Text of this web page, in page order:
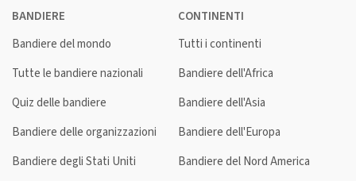
BANDIERE
Bandiere del mondo
Tutte le bandiere nazionali
Quiz delle bandiere
Bandiere delle organizzazioni
Bandiere degli Stati Uniti
CONTINENTI
Tutti i continenti
Bandiere dell'Africa
Bandiere dell'Asia
Bandiere dell'Europa
Bandiere del Nord America